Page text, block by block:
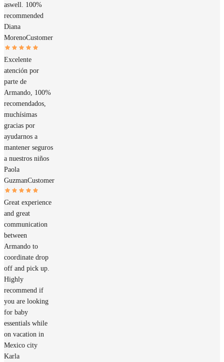
aswell. 100%
recommended
Diana
MorenoCustomer
Excelente
atención por
parte de
Armando, 100%
recomendados,
muchísimas
gracias por
ayudarnos a
mantener seguros
a nuestros niños
Paola
GuzmanCustomer
Great experience
and great
communication
between
Armando to
coordinate drop
off and pick up.
Highly
recommend if
you are looking
for baby
essentials while
on vacation in
Mexico city
Karla